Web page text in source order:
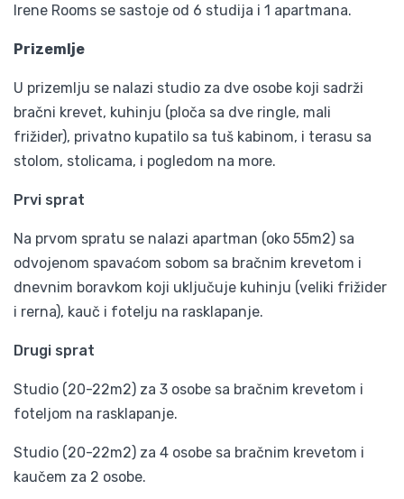
Irene Rooms se sastoje od 6 studija i 1 apartmana.
Prizemlje
U prizemlju se nalazi studio za dve osobe koji sadrži
bračni krevet, kuhinju (ploča sa dve ringle, mali
frižider), privatno kupatilo sa tuš kabinom, i terasu sa
stolom, stolicama, i pogledom na more.
Prvi sprat
Na prvom spratu se nalazi apartman (oko 55m2) sa
odvojenom spavaćom sobom sa bračnim krevetom i
dnevnim boravkom koji uključuje kuhinju (veliki frižider
i rerna), kauč i fotelju na rasklapanje.
Drugi sprat
Studio (20-22m2) za 3 osobe sa bračnim krevetom i
foteljom na rasklapanje.
Studio (20-22m2) za 4 osobe sa bračnim krevetom i
kaučem za 2 osobe.